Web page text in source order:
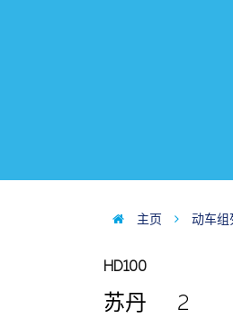
主页 动车组
HD100
苏丹 2